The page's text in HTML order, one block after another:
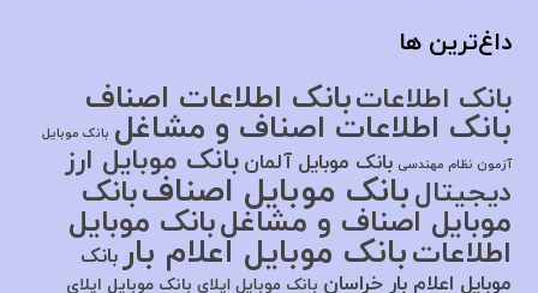
داغ‌ترین ها
بانک اطلاعاتبانک اطلاعات اصناف
بانک اطلاعات اصناف و مشاغل بانک موبایل
آزمون نظام مهندسی بانک موبایل آلمان بانک موبایل ارز
دیجیتالبانک موبایل اصنافبانک
موبایل اصناف و مشاغلبانک موبایل
اطلاعاتبانک موبایل اعلام بار بانک
موبایل اعلام بار خراسان بانک موبایل اپلای بانک موبایل اپلای